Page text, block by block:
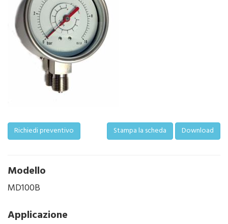
Richiedi preventivo Stampa la scheda Download
Modello
MD100B
Applicazione